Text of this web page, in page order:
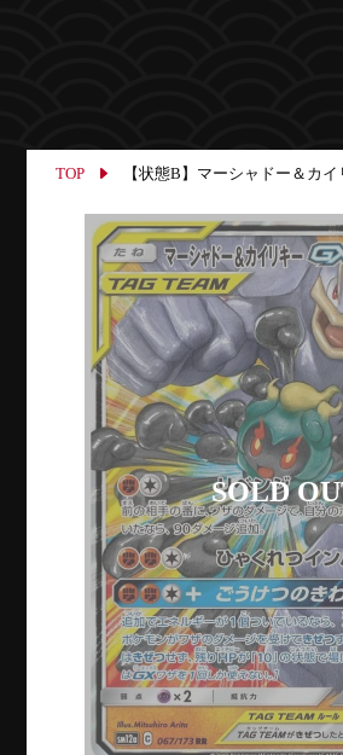
TOP 【状態B】マーシャドー＆カ